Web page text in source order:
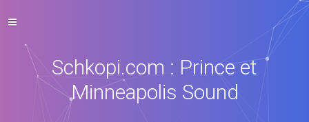
Schkopi.com : Prince et
Minneapolis Sound